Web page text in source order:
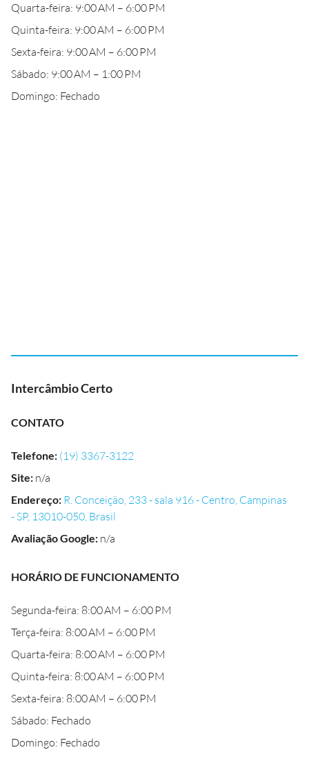
Quarta-feira: 9:00 AM – 6:00 PM
Quinta-feira: 9:00 AM – 6:00 PM
Sexta-feira: 9:00 AM – 6:00 PM
Sábado: 9:00 AM – 1:00 PM
Domingo: Fechado
Intercâmbio Certo
CONTATO
Telefone: (19) 3367-3122
Site: n/a
Endereço: R. Conceição, 233 - sala 916 - Centro, Campinas
- SP, 13010-050, Brasil
Avaliação Google: n/a
HORÁRIO DE FUNCIONAMENTO
Segunda-feira: 8:00 AM – 6:00 PM
Terça-feira: 8:00 AM – 6:00 PM
Quarta-feira: 8:00 AM – 6:00 PM
Quinta-feira: 8:00 AM – 6:00 PM
Sexta-feira: 8:00 AM – 6:00 PM
Sábado: Fechado
Domingo: Fechado